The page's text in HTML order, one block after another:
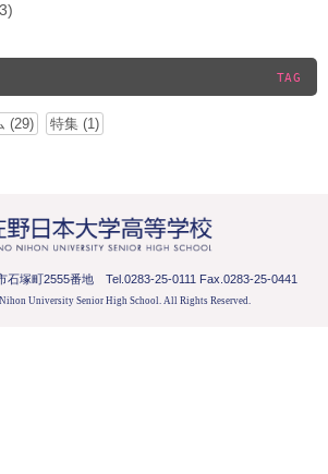
TAG
(29) 特集 (1)
石塚町2555番地 Tel.0283-25-0111 Fax.0283-25-0441
University Senior High School. All Rights Reserved.